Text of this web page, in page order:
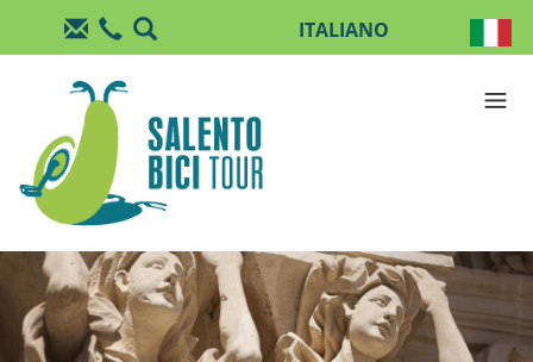
Salta al contenuto principale